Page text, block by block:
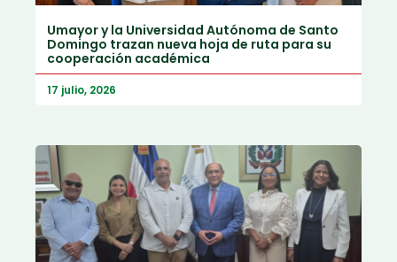
Umayor y la Universidad Autónoma de Santo
Domingo trazan nueva hoja de ruta para su
cooperación académica
17 julio, 2026